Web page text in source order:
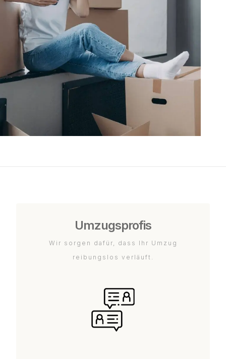
Umzugsprofis
Wir sorgen dafür, dass Ihr Umzug
reibungslos verläuft.